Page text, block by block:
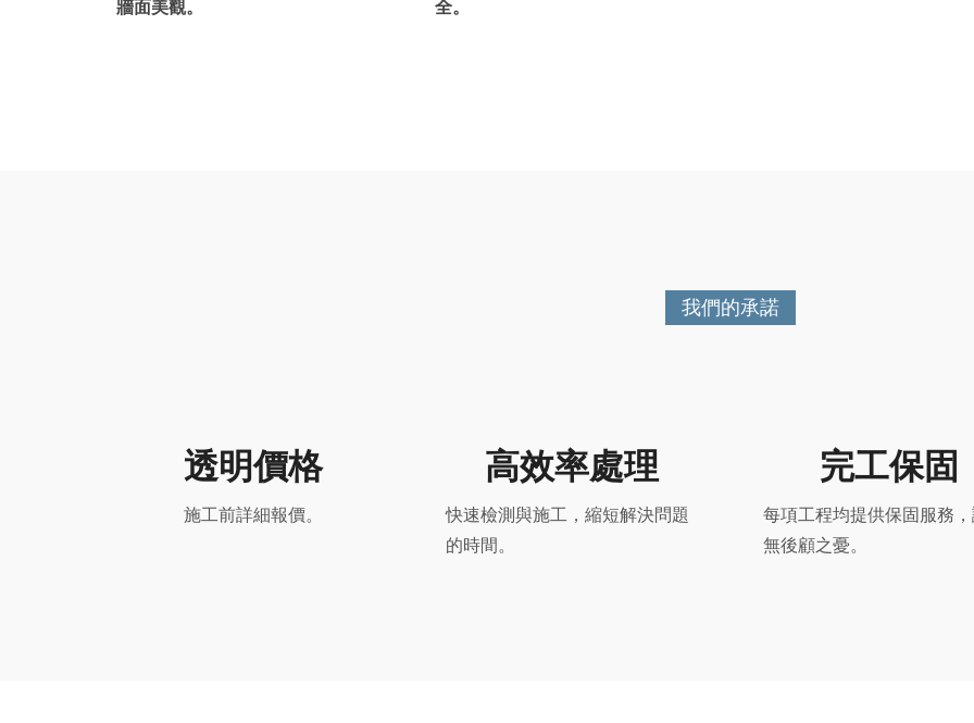
牆面美觀。
全。
我們的承諾
透明價格
施工前詳細報價。
高效率處理
快速檢測與施工，縮短解決問題
的時間。
完工保固
每項工程均提供保固服務
無後顧之憂。